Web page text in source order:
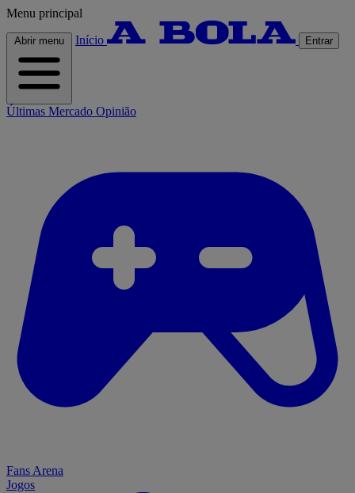
Menu principal
Abrir menu Início Entrar
Últimas Mercado Opinião
Fans Arena
Jogos